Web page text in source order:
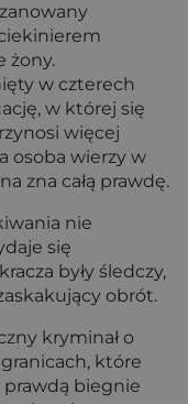
żony.
w czterech
w której się
więcej
osoba wierzy w
zna całą prawdę.
nie
się
były śledczy,
obrót.
kryminał o
które
prawdą biegnie